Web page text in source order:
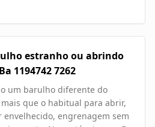
estranho ou abrindo
1194742 7262
um barulho diferente do
que o habitual para abrir,
engrenagem sem